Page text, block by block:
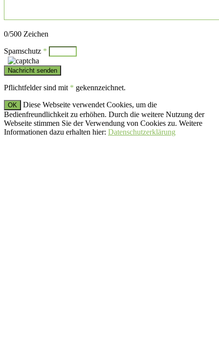
0/500 Zeichen
Spamschutz *
Pflichtfelder sind mit * gekennzeichnet.
OK
Diese Webseite verwendet Cookies, um die
Bedienfreundlichkeit zu erhöhen. Durch die weitere Nutzung der
Webseite stimmen Sie der Verwendung von Cookies zu. Weitere
Informationen dazu erhalten hier: Datenschutzerklärung